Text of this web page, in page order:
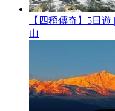
【四稻傳奇】5日
山